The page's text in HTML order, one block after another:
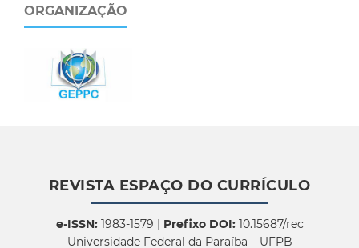
ORGANIZAÇÃO
REVISTA ESPAÇO DO CURRÍCULO
e-ISSN:1983-1579 | Prefixo DOI:10.15687/rec
Universidade Federal da Paraíba – UFPB